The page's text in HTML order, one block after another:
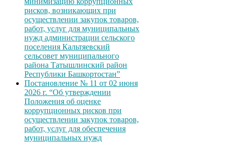
рисков, возникающих при
осуществлении закупок товаров,
работ, услуг для муниципальных
нужд администрации сельского
поселения Кальтяевский
сельсовет муниципального
района Татышлинский район
Республики Башкортостан”
Постановление № 11 от 02 июня
2026 г. “Об утверждении
Положения об оценке
коррупционных рисков при
осуществлении закупок товаров,
работ, услуг для обеспечения
муниципальных нужд